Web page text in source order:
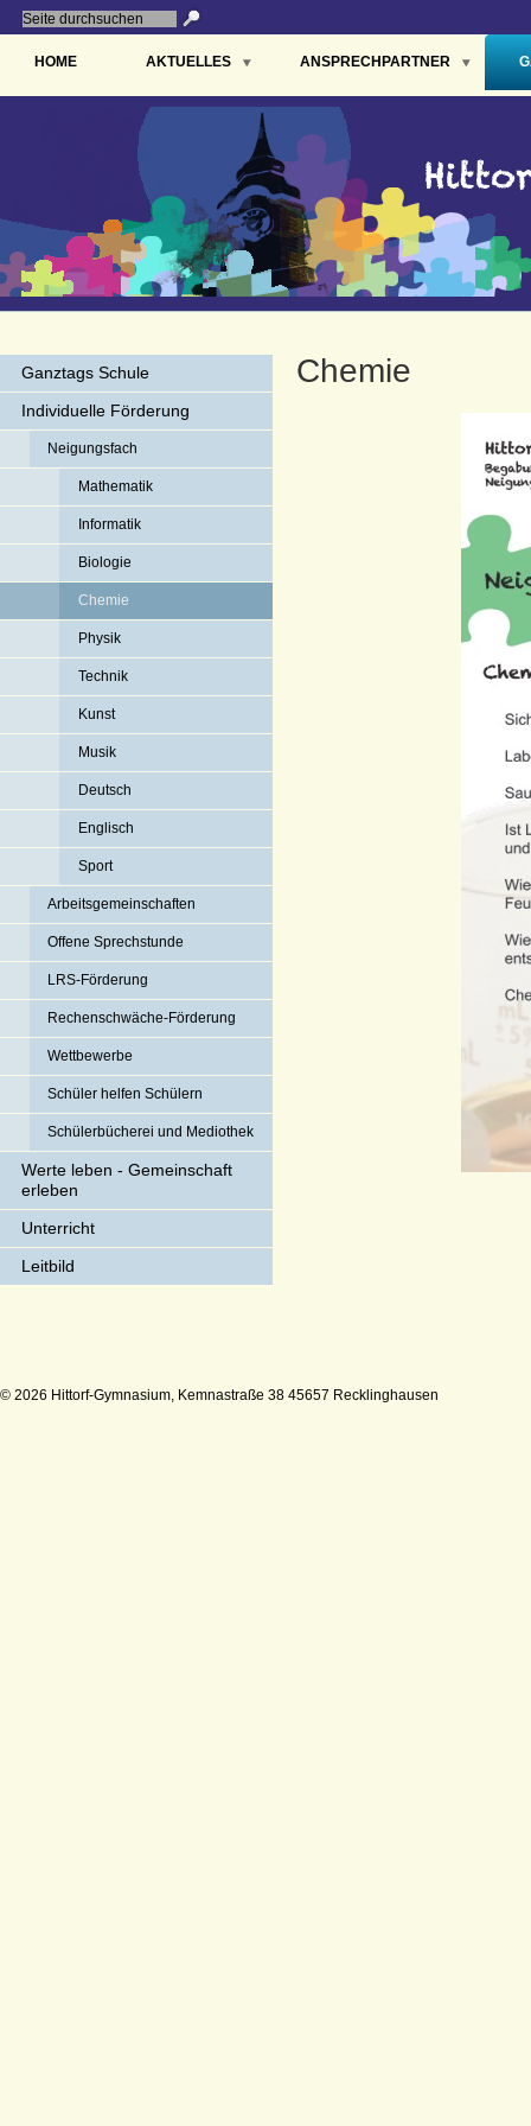
HOME AKTUELLES ANSPRECHPARTNER
Ganztags Schule
Individuelle Förderung
Neigungsfach
Mathematik
Informatik
Biologie
Chemie
Physik
Technik
Kunst
Musik
Deutsch
Englisch
Sport
Arbeitsgemeinschaften
Offene Sprechstunde
LRS-Förderung
Rechenschwäche-Förderung
Wettbewerbe
Schüler helfen Schülern
Schülerbücherei und Mediothek
Werte leben - Gemeinschaft
erleben
Unterricht
Leitbild
Chemie
© 2026 Hittorf-Gymnasium, Kemnastraße 38 45657 Recklinghausen